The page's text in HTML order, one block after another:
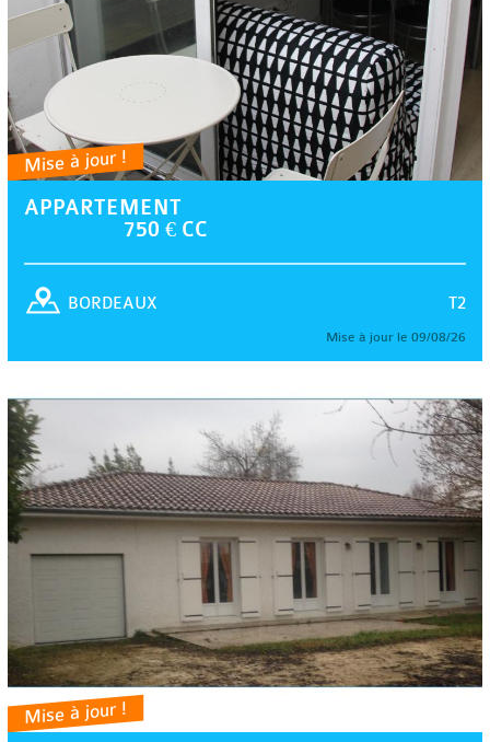
Mise à jour !
APPARTEMENT
750 € CC
T2
BORDEAUX
Mise à jour le 09/08/26
Mise à jour !